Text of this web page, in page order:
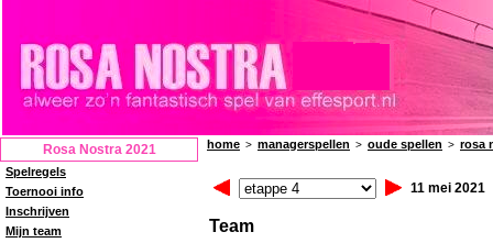
Rosa Nostra 2021
Spelregels
Toernooi info
Inschrijven
Mijn team
home > managerspellen > oude spellen > rosa
11 mei 2021
Team